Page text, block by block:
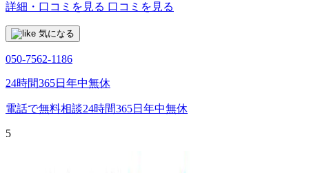
詳細・口コミを見る 口コミを見る
気になる
050-7562-1186
24時間365日年中無休
電話で無料相談24時間365日年中無休
5